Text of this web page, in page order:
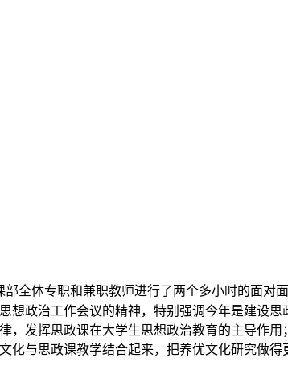
全体专职和兼职教师进行了两个多小时的面对面
政治工作会议的精神，特别强调今年是建设
发挥思政课在大学生思想政治教育的主导作
与思政课教学结合起来，把养优文化研究做